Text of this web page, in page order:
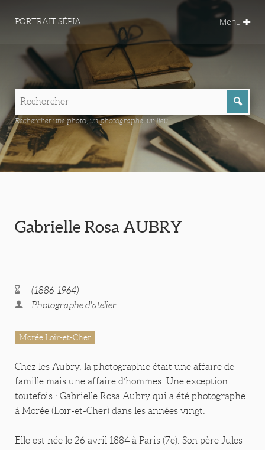
PORTRAIT SÉPIA Menu
Rechercher une photo, un photographe, un lieu...
Gabrielle Rosa AUBRY
(1886-1964)
Photographe d'atelier
Morée Loir-et-Cher
Chez les Aubry, la photographie était une affaire de
famille mais une affaire d’hommes. Une exception
toutefois : Gabrielle Rosa Aubry qui a été photographe
à Morée (Loir-et-Cher) dans les années vingt.
Elle est née le 26 avril 1884 à Paris (7e). Son père Jules